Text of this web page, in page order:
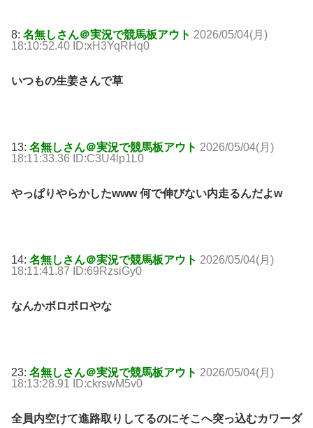
8: 名無しさん＠実況で競馬板アウト 2026/05/04(月)
18:10:52.40 ID:xH3YqRHq0
いつもの生姜さんで草
13: 名無しさん＠実況で競馬板アウト 2026/05/04(月)
18:11:33.36 ID:C3U4lp1L0
やっぱりやらかしたwww 何で伸びない内走るんだよw
14: 名無しさん＠実況で競馬板アウト 2026/05/04(月)
18:11:41.87 ID:69RzsiGy0
なんかボロボロやな
23: 名無しさん＠実況で競馬板アウト 2026/05/04(月)
18:13:28.91 ID:ckrswM5v0
全員内空けて進路取りしてるのにそこへ突っ込むカワーダ